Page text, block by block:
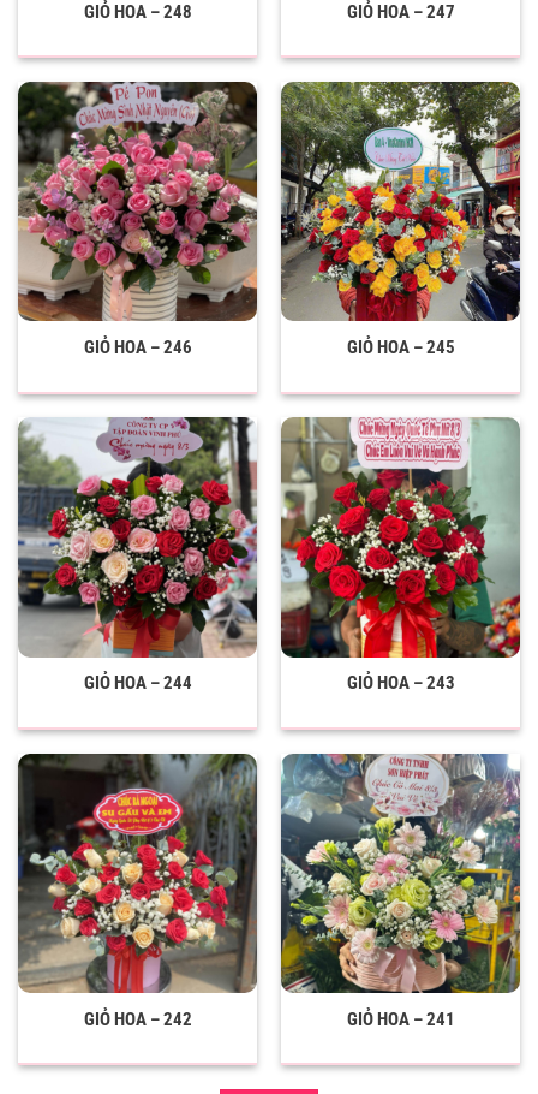
GIỎ HOA – 248 GIỎ HOA – 247
GIỎ HOA – 246 GIỎ HOA – 245
GIỎ HOA – 244 GIỎ HOA – 243
GIỎ HOA – 242 GIỎ HOA – 241